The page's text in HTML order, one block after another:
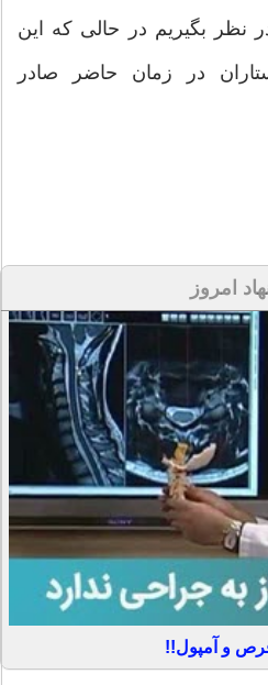
پرستار در نظر بگیریم در حالی که این
در زمان حاضر صادر
امروز
و آمپول!!